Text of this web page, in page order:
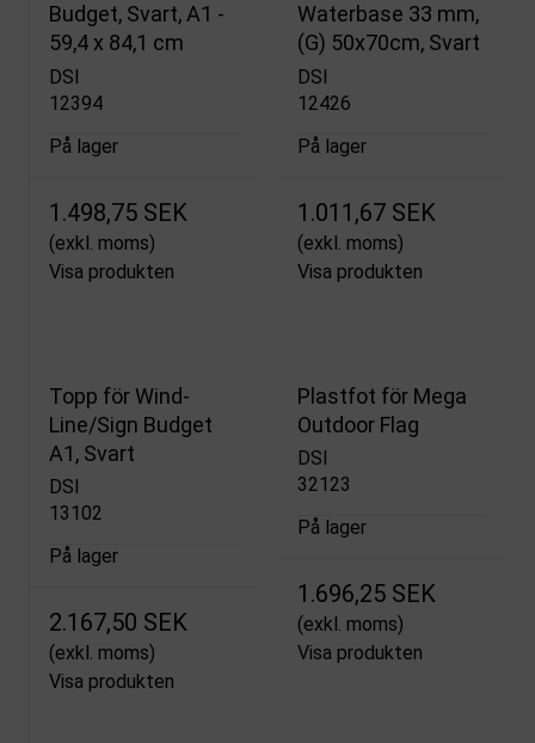
Budget, Svart, A1 -
59,4 x 84,1 cm
DSI
12394
På lager
1.498,75 SEK
(exkl. moms)
Visa produkten
Waterbase 33 mm,
(G) 50x70cm, Svart
DSI
12426
På lager
1.011,67 SEK
(exkl. moms)
Visa produkten
Topp för Wind-
Line/Sign Budget
A1, Svart
DSI
13102
På lager
2.167,50 SEK
(exkl. moms)
Visa produkten
Plastfot för Mega
Outdoor Flag
DSI
32123
På lager
1.696,25 SEK
(exkl. moms)
Visa produkten